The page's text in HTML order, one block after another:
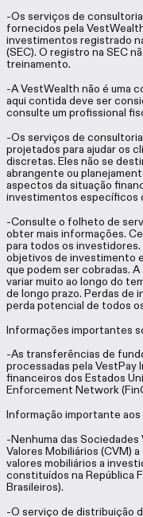
-Os serviços de
fornecidos pela
investimentos registrado
(SEC). O registro na SEC
treinamento.
-A VestWealth não é uma
aqui contida deve ser
consulte um profissional
-Os serviços de
projetados para ajudar os
discretas. Eles não se
abrangente ou
aspectos da situação
investimentos específicos
-Consulte o folheto de
obter mais informações.
para todos os
objetivos de investimento
que podem ser cobradas.
variar muito ao longo do
de longo prazo. Perdas de
perda potencial de todos
Informações importantes
-As transferências de
processadas pela VestPay
financeiros dos Estados
Enforcement Network
Informação importante
-Nenhuma das
Valores Mobiliários (CVM)
valores mobiliários a
constituídos na República
Brasileiros).
-O serviço de distribuição